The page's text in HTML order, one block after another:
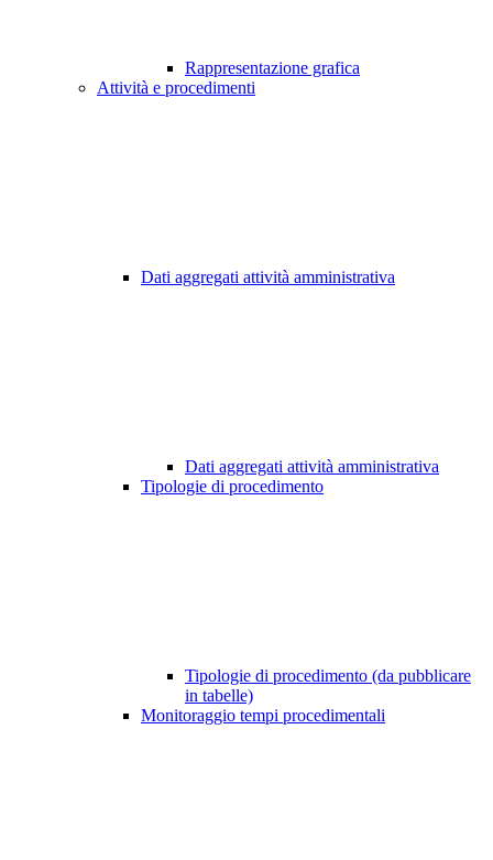
Rappresentazione grafica
Attività e procedimenti
Dati aggregati attività amministrativa
Dati aggregati attività amministrativa
Tipologie di procedimento
Tipologie di procedimento (da pubblicare
in tabelle)
Monitoraggio tempi procedimentali